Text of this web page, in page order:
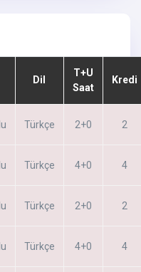
Dil
T+U
Saat
Kredi
Türkçe 2+0 2
Türkçe 4+0 4
Türkçe 2+0 2
Türkçe 4+0 4